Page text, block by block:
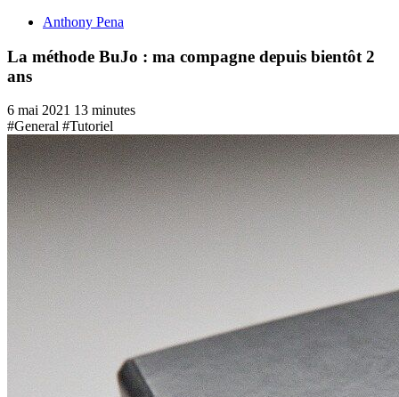
Anthony Pena
La méthode BuJo : ma compagne depuis bientôt 2
ans
6 mai 2021 13 minutes
#General #Tutoriel